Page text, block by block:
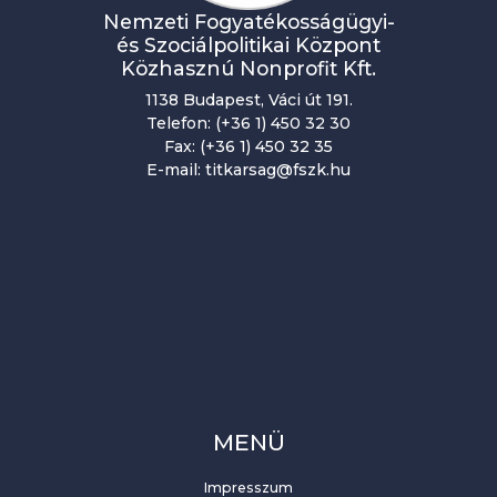
Nemzeti Fogyatékosságügyi-
és Szociálpolitikai Központ
Közhasznú Nonprofit Kft.
1138 Budapest, Váci út 191.
Telefon: (+36 1) 450 32 30
Fax: (+36 1) 450 32 35
E-mail: titkarsag@fszk.hu
MENÜ
Impresszum